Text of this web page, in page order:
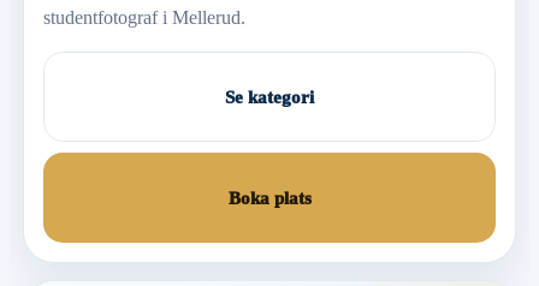
studentfotograf i Mellerud.
Se kategori
Boka plats